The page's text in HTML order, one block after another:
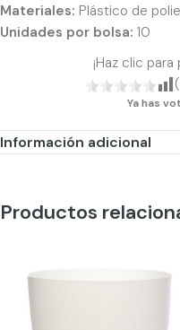
Materiales: Plástico de
Unidades por bolsa: 10
¡Haz clic
Ya has
Información adicional
Productos